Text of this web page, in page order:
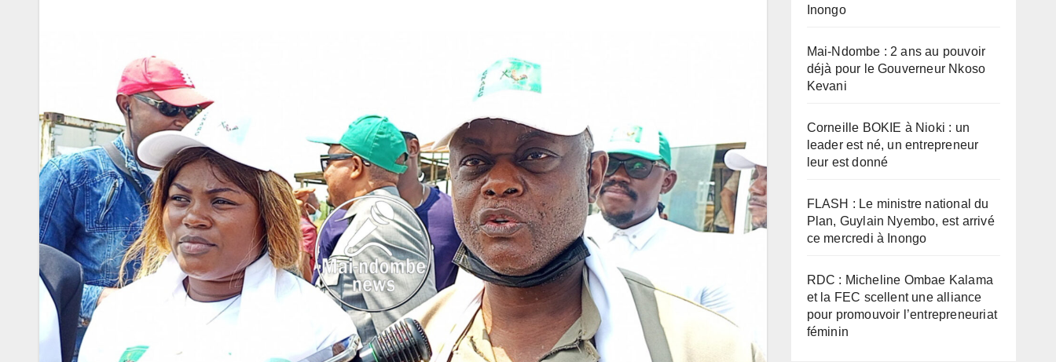
Inongo
Mai-Ndombe : 2 ans au pouvoir
déjà pour le Gouverneur Nkoso
Kevani
Corneille BOKIE à Nioki : un
leader est né, un entrepreneur
leur est donné
FLASH : Le ministre national du
Plan, Guylain Nyembo, est arrivé
ce mercredi à Inongo
RDC : Micheline Ombae Kalama
et la FEC scellent une alliance
pour promouvoir l’entrepreneuriat
féminin